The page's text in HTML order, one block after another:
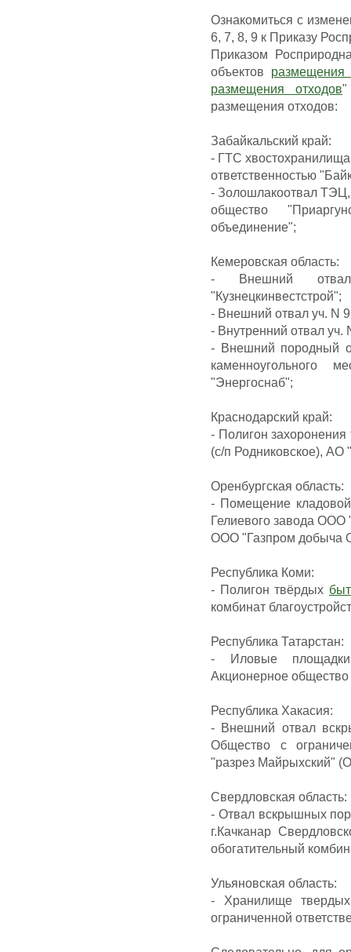
Ознакомиться с
6, 7, 8, 9 к Приказу
Приказом
объектов размещения
размещения отходов"
размещения отходов:
Забайкальский край:
- ГТС
ответственностью
- Золошлакоотвал ТЭЦ,
общество
объединение";
Кемеровская область:
- Внешний
"Кузнецкинвестстрой";
- Внешний отвал уч. N
- Внутренний отвал
- Внешний породный
каменноугольного
"Энергоснаб";
Краснодарский край:
- Полигон захоронения
(с/п Родниковское), АО
Оренбургская область:
- Помещение кладовой
Гелиевого завода ООО
ООО "Газпром добыча
Республика Коми:
- Полигон твёрдых
комбинат
Республика Татарстан:
- Иловые площадки
Акционерное
Республика Хакасия:
- Внешний отвал
Общество с
"разрез Майрыхский"
Свердловская область:
- Отвал вскрышных
г.Качканар
обогатительный
Ульяновская область:
- Хранилище
ограниченной